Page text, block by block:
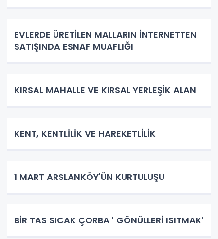
EVLERDE ÜRETİLEN MALLARIN İNTERNETTEN
SATIŞINDA ESNAF MUAFLIĞI
KIRSAL MAHALLE VE KIRSAL YERLEŞİK ALAN
KENT, KENTLİLİK VE HAREKETLİLİK
1 MART ARSLANKÖY'ÜN KURTULUŞU
BİR TAS SICAK ÇORBA ' GÖNÜLLERİ ISITMAK'